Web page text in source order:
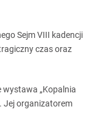
Sejm VIII kadencji
czas oraz
wystawa „Kopalnia
Jej organizatorem